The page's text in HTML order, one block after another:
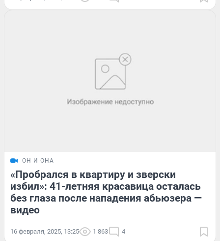
ОН И ОНА
«Пробрался в квартиру и зверски
избил»: 41-летняя красавица осталась
без глаза после нападения абьюзера —
видео
16 февраля, 2025, 13:25 1 863 4